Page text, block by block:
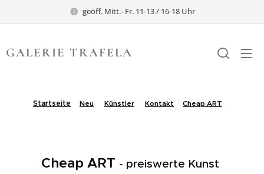
geöff. Mitt.- Fr. 11-13 / 16-18 Uhr
GALERIE TRAFELA
Startseite Neu Künstler Kontakt Cheap ART
Cheap ART - preiswerte Kunst